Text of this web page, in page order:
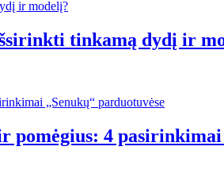
tinkamą dydį ir
4 pasirinkimai